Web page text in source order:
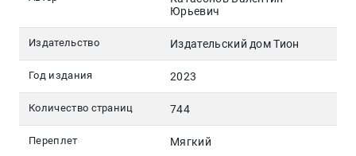
Юрьевич
Издательство Издательский дом Тион
Год издания 2023
Количество страниц 744
Переплет Мягкий